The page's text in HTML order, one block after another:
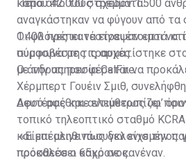
κάπου 42.000 στρέμματα.
Πέρα από τους σχεδόν 1.500
αναγκάστηκαν να φύγουν από τα
1.400 πρέπει να είναι έτοιμοι να
σύμφωνα με τις αρχές.
Οι φλόγες κατέστρεψαν επτά
πυροσβέστης τραυματίστηκε
με την υπηρεσία CalFire.
Ο άνδρας που φέρεται να
Χέρμπερτ Γουέιν Σμιθ,
Δευτέρας και αντιμετωπίζει
Αφού αφέθηκε ελεύθερος υφ’
τοπικό τηλεοπτικό σταθμό
και επέμεινε πως δεν είχε την
προκαλέσει κακό σε κανέναν.
«Είμαι αληθινά συγκλονισμένος
πρόσθεσε ο 65χρονος.